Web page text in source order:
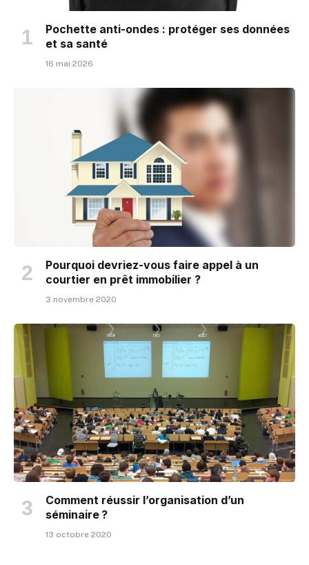
Pochette anti-ondes : protéger ses données
et sa santé
16 mai 2026
Pourquoi devriez-vous faire appel à un
courtier en prêt immobilier ?
3 novembre 2020
Comment réussir l’organisation d’un
séminaire ?
13 octobre 2020